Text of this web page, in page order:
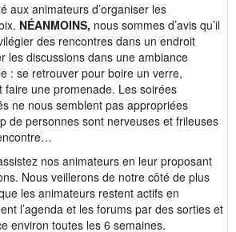
aux animateurs d’organiser les
NÉANMOINS, nous sommes d’avis qu’il
des rencontres dans un endroit
les discussions dans une ambiance
: se retrouver pour boire un verre,
une promenade. Les soirées
ne nous semblent pas appropriées
de personnes sont nerveuses et frileuses
nos animateurs en leur proposant
Nous veillerons de notre côté de plus
les animateurs restent actifs en
l’agenda et les forums par des sorties et
environ toutes les 6 semaines.